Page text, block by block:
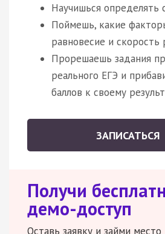
Научишься определять
Поймешь, какие
равновесие и скорость
Прорешаешь задания
реального ЕГЭ и
баллов к своему
ЗАПИСАТЬСЯ
Получи
демо-доступ
Оставь заявку и займи место